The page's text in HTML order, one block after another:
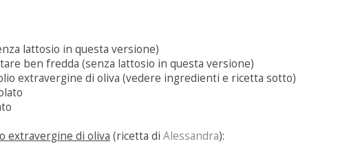
lattosio in questa versione)
ben fredda (senza lattosio in questa versione)
extravergine di oliva (vedere ingredienti e ricetta sotto)
extravergine di oliva (ricetta di Alessandra):